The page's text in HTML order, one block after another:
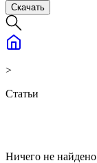
Скачать
>
Статьи
Ничего не найдено